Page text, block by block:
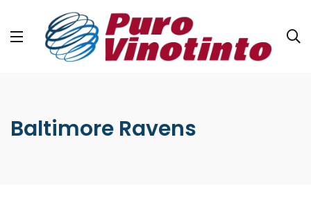
Baltimore Ravens